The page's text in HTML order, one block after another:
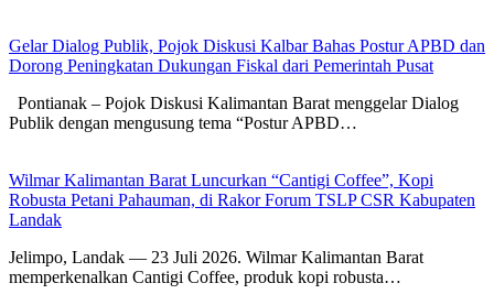
Gelar Dialog Publik, Pojok Diskusi Kalbar Bahas Postur APBD dan
Dorong Peningkatan Dukungan Fiskal dari Pemerintah Pusat
Pontianak – Pojok Diskusi Kalimantan Barat menggelar Dialog
Publik dengan mengusung tema “Postur APBD…
Wilmar Kalimantan Barat Luncurkan “Cantigi Coffee”, Kopi
Robusta Petani Pahauman, di Rakor Forum TSLP CSR Kabupaten
Landak
Jelimpo, Landak — 23 Juli 2026. Wilmar Kalimantan Barat
memperkenalkan Cantigi Coffee, produk kopi robusta…